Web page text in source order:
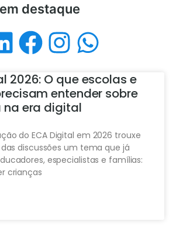
destaque
2026: O que escolas e
entender sobre
na era digital
do ECA Digital em 2026 trouxe
discussões um tema que já
especialistas e famílias:
crianças